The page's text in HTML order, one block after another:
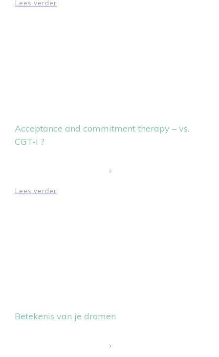
Lees verder
Acceptance and commitment therapy – vs.
CGT-i ?
Lees verder
Betekenis van je dromen